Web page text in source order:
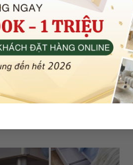
và kệ trưng dụng những quà lưu
mắt, sinh động.
giảm chiều cao tùy chỉnh, giúp
được thoải mái, đảm bảo an toàn
Giường ngủ + 1 tab + 1 tủ áo +